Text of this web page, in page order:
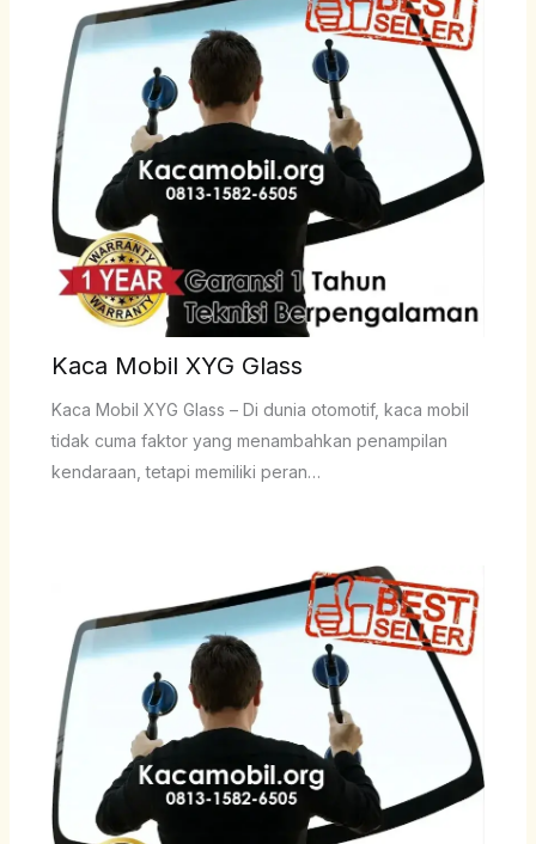
Kaca Mobil XYG Glass
Kaca Mobil XYG Glass – Di dunia otomotif, kaca mobil
tidak cuma faktor yang menambahkan penampilan
kendaraan, tetapi memiliki peran…